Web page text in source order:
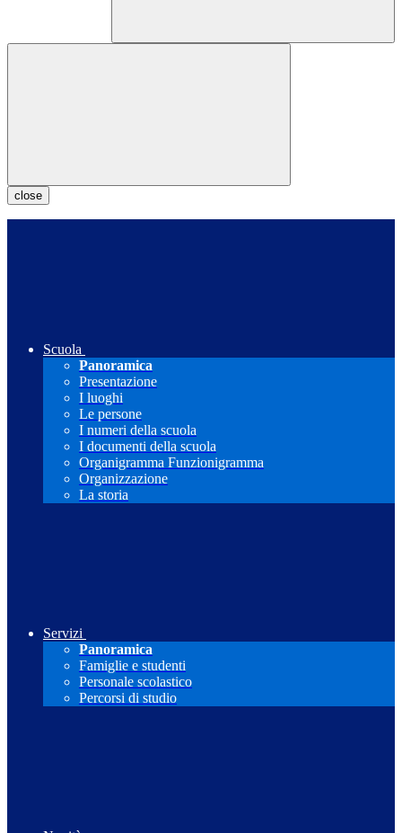
close
Scuola
Panoramica
Presentazione
I luoghi
Le persone
I numeri della scuola
I documenti della scuola
Organigramma Funzionigramma
Organizzazione
La storia
Servizi
Panoramica
Famiglie e studenti
Personale scolastico
Percorsi di studio